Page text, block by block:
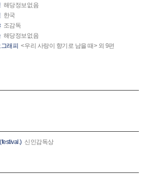
해당정보없음
한국
조감독
해당정보없음
래피 <우리 사랑이 향기로 남을 때> 외 9편
신인감독상